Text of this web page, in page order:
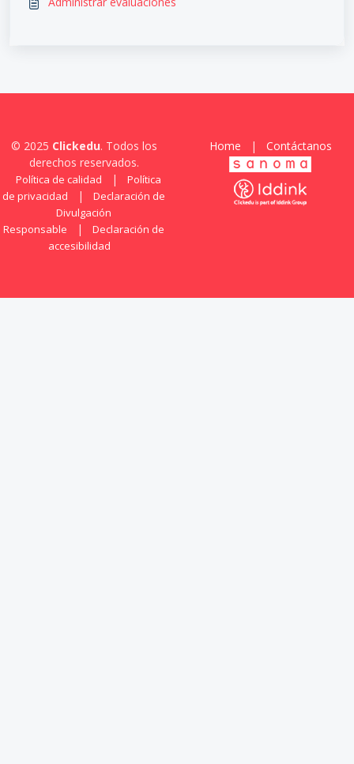
© 2025 Clickedu. Todos los
derechos reservados.
Política de calidad |
Política
de privacidad
|
Declaración de
Divulgación
Responsable
|
Declaración de
accesibilidad
Home | Contáctanos